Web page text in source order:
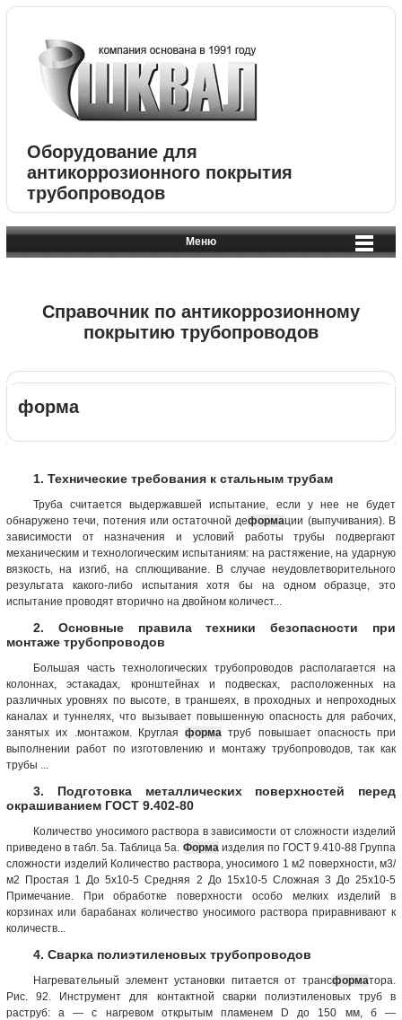
Оборудование для
антикоррозионного покрытия
трубопроводов
Меню
Справочник по антикоррозионному
покрытию трубопроводов
форма
1. Технические требования к стальным трубам
Труба считается выдержавшей испытание, если у нее не будет
обнаружено течи, потения или остаточной деформации (выпучивания). В
зависимости от назначения и условий работы трубы подвергают
механическим и технологическим испытаниям: на растяжение, на ударную
вязкость, на изгиб, на сплющивание. В случае неудовлетворительного
результата какого-либо испытания хотя бы на одном образце, это
испытание проводят вторично на двойном количест...
2. Основные правила техники безопасности при
монтаже трубопроводов
Большая часть технологических трубопроводов располагается на
колоннах, эстакадах, кронштейнах и подвесках, расположенных на
различных уровнях по высоте, в траншеях, в проходных и непроходных
каналах и туннелях, что вызывает повышенную опасность для рабочих,
занятых их .монтажом. Круглая форма труб повышает опасность при
выполнении работ по изготовлению и монтажу трубопроводов, так как
трубы ...
3. Подготовка металлических поверхностей перед
окрашиванием ГОСТ 9.402-80
Количество уносимого раствора в зависимости от сложности изделий
приведено в табл. 5а. Таблица 5а. Форма изделия по ГОСТ 9.410-88 Группа
сложности изделий Количество раствора, уносимого 1 м2 поверхности, м3/
м2 Простая 1 До 5х10-5 Средняя 2 До 15х10-5 Сложная 3 До 25х10-5
Примечание. При обработке поверхности особо мелких изделий в
корзинах или барабанах количество уносимого раствора приравнивают к
количеств...
4. Сварка полиэтиленовых трубопроводов
Нагревательный элемент установки питается от трансформатора.
Рис. 92. Инструмент для контактной сварки полиэтиленовых труб в
раструб: а — с нагревом открытым пламенем D до 150 мм, б —